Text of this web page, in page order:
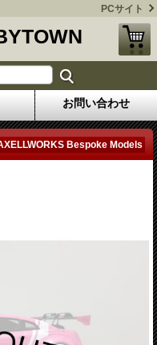
PCサイト
お問い合わせ
Bespoke Models